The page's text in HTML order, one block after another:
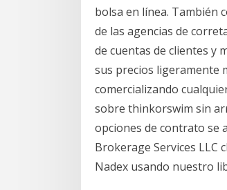
bolsa en línea. También
de las agencias de
de cuentas de clientes y
sus precios ligeramente
comercializando
sobre thinkorswim sin
opciones de contrato se
Brokerage Services LLC
Nadex usando nuestro